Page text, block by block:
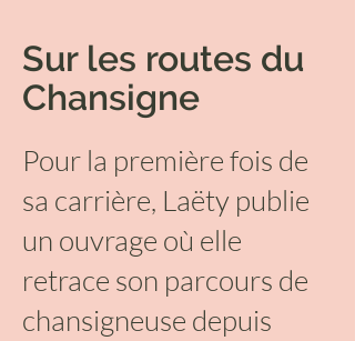
Sur les routes du
Chansigne
Pour la première fois de
sa carrière, Laëty publie
un ouvrage où elle
retrace son parcours de
chansigneuse depuis